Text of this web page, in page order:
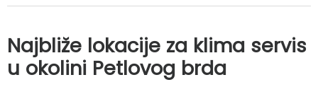
Najbliže lokacije za klima servis
u okolini Petlovog brda